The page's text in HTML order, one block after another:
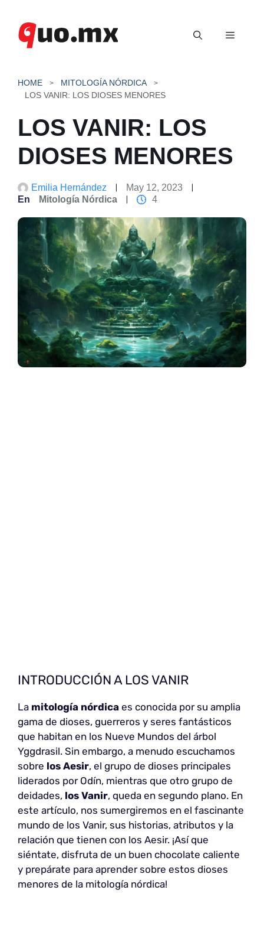
contenido
Menú
HOME
MITOLOGÍA NÓRDICA
LOS VANIR: LOS DIOSES MENORES
LOS VANIR: LOS
DIOSES MENORES
Emilia Hernández
May 12, 2023
En
Mitología Nórdica 4
INTRODUCCIÓN A LOS VANIR
La mitología nórdica es conocida por su amplia
gama de dioses, guerreros y seres fantásticos
que habitan en los Nueve Mundos del árbol
Yggdrasil. Sin embargo, a menudo escuchamos
sobre los Aesir, el grupo de dioses principales
liderados por Odín, mientras que otro grupo de
deidades, los Vanir, queda en segundo plano. En
este artículo, nos sumergiremos en el fascinante
mundo de los Vanir, sus historias, atributos y la
relación que tienen con los Aesir. ¡Así que
siéntate, disfruta de un buen chocolate caliente
y prepárate para aprender sobre estos dioses
menores de la mitología nórdica!